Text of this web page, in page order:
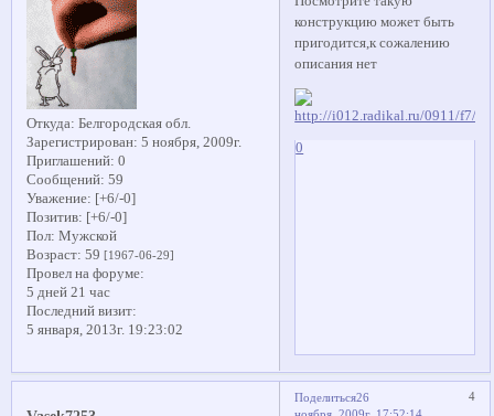
Откуда: Белгородская обл.
Зарегистрирован: 5 ноября, 2009г.
Приглашений: 0
Сообщений: 59
Уважение: [+6/-0]
Позитив: [+6/-0]
Пол: Мужской
Возраст: 59 [1967-06-29]
Провел на форуме:
5 дней 21 час
Последний визит:
5 января, 2013г. 19:23:02
конструкцию может быть
пригодится,к сожалению
описания нет
0
Поделиться 4
26